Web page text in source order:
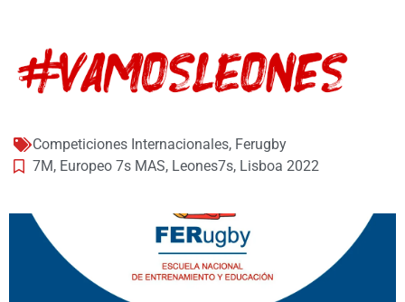
Competiciones Internacionales, Ferugby
7M, Europeo 7s MAS, Leones7s, Lisboa 2022